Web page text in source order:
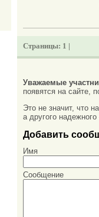
Страницы: 1 |
Уважаемые
появятся на сайте,
Это не значит, что
а другого
Добавить
Имя
Сообщение